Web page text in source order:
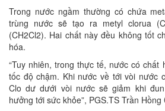
Trong nước ngầm thường có chứa
trùng nước sẽ tạo ra metyl clorua
(CH2Cl2). Hai chất này đều không tốt
hóa.
“Tuy nhiên, trong thực tế, nước có chất
tốc độ chậm. Khi nước về tới vòi nước
Clo dư dưới vòi nước sẽ giảm khi
hưởng tới sức khỏe”, PGS.TS Trần Hồng